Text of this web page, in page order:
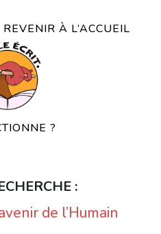
REVENIR À L’ACCUEIL
?
:
de l’Humain